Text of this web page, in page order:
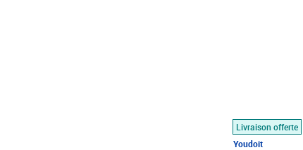
Livraison offerte
Youdoit